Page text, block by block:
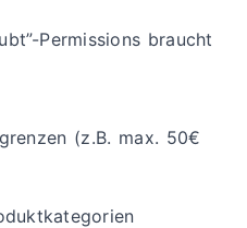
Permissions braucht
(z.B. max. 50€